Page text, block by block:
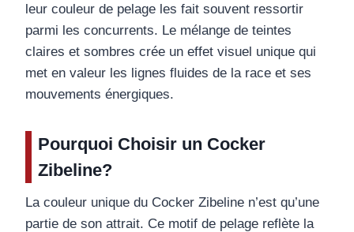
leur couleur de pelage les fait souvent ressortir
parmi les concurrents. Le mélange de teintes
claires et sombres crée un effet visuel unique qui
met en valeur les lignes fluides de la race et ses
mouvements énergiques.
Pourquoi Choisir un Cocker
Zibeline?
La couleur unique du Cocker Zibeline n’est qu’une
partie de son attrait. Ce motif de pelage reflète la